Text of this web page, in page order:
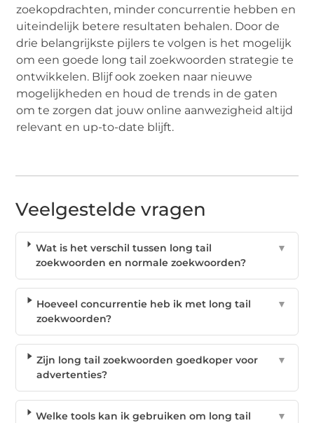
zoekopdrachten, minder concurrentie hebben en
uiteindelijk betere resultaten behalen. Door de
drie belangrijkste pijlers te volgen is het mogelijk
om een goede long tail zoekwoorden strategie te
ontwikkelen. Blijf ook zoeken naar nieuwe
mogelijkheden en houd de trends in de gaten
om te zorgen dat jouw online aanwezigheid altijd
relevant en up-to-date blijft.
Veelgestelde vragen
Wat is het verschil tussen long tail
zoekwoorden en normale zoekwoorden?
▼
Hoeveel concurrentie heb ik met long tail
zoekwoorden?
▼
Zijn long tail zoekwoorden goedkoper voor
advertenties?
▼
Welke tools kan ik gebruiken om long tail
▼